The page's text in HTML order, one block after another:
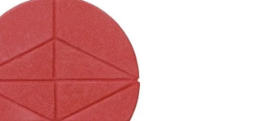
hvězdiček.